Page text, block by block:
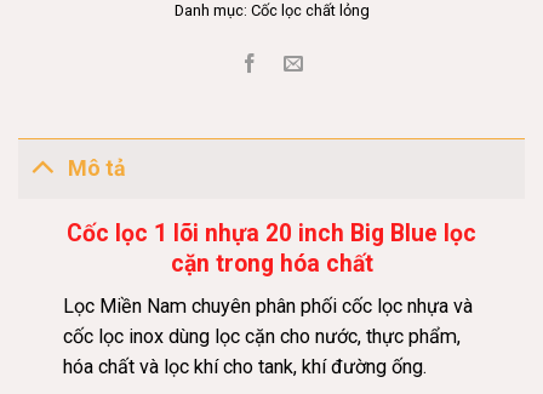
Danh mục: Cốc lọc chất lỏng
Mô tả
Cốc lọc 1 lõi nhựa 20 inch Big Blue lọc
cặn trong hóa chất
Lọc Miền Nam chuyên phân phối cốc lọc nhựa và
cốc lọc inox dùng lọc cặn cho nước, thực phẩm,
hóa chất và lọc khí cho tank, khí đường ống.